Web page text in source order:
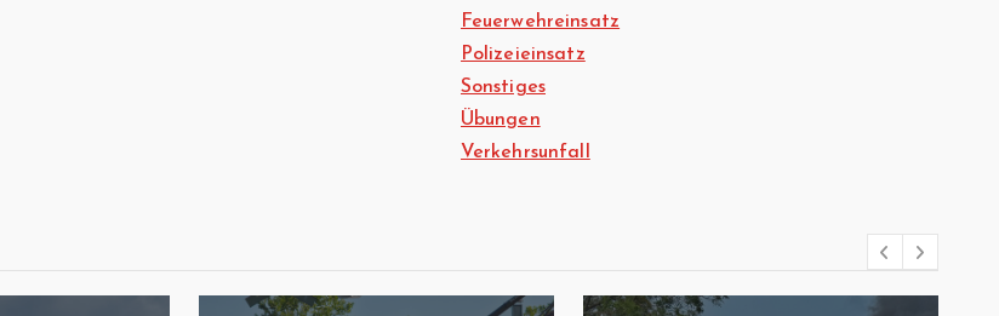
Feuerwehreinsatz
Polizeieinsatz
Sonstiges
Übungen
Verkehrsunfall